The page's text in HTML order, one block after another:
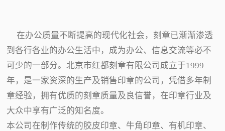
在办公质量不断提高的现代化社会，刻章已渐渐渗透
到各行各业的办公生活中，成为办公、信息交流等必不
可少的一部分。北京市红都刻章有限公司成立于1999
年，是一家资深的生产及销售印章的公司，凭借多年制
章经验，拥有优质的刻章质量及良信誉，在印章行业及
大众中享有广泛的知名度。
本公司在制作传统的胶皮印章、牛角印章、有机印章、